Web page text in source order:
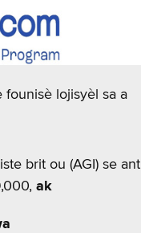
lojisyèl sa a
brit ou (AGI) se ant
ak